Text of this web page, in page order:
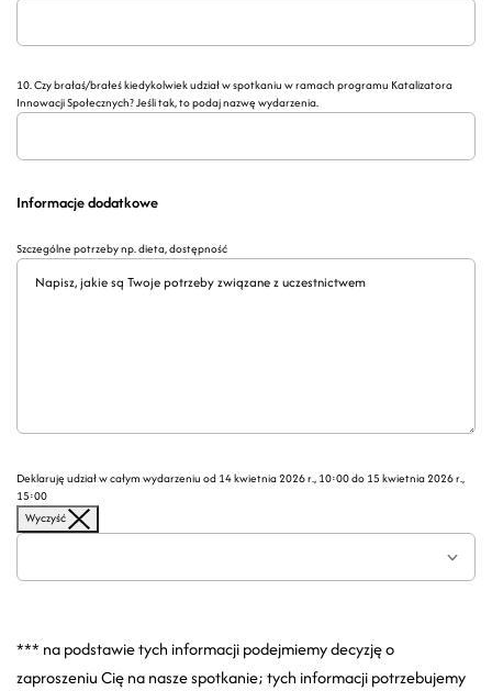
10. Czy brałaś/brałeś kiedykolwiek udział w spotkaniu w ramach programu Katalizatora
Innowacji Społecznych? Jeśli tak, to podaj nazwę wydarzenia.
Informacje dodatkowe
Szczególne potrzeby np. dieta, dostępność
Deklaruję udział w całym wydarzeniu od 14 kwietnia 2026 r., 10:00 do 15 kwietnia 2026 r.,
15:00
Wyczyść
*** na podstawie tych informacji podejmiemy decyzję o
zaproszeniu Cię na nasze spotkanie; tych informacji potrzebujemy